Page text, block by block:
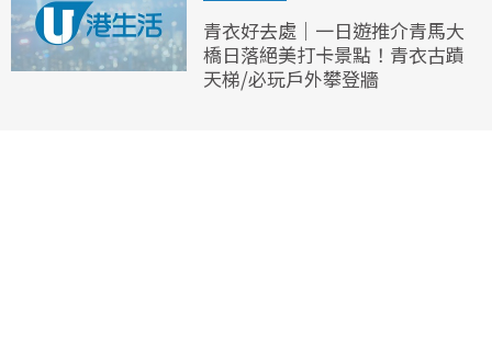
青衣好去處｜一日遊推介青馬大
橋日落絕美打卡景點！青衣古蹟
天梯/必玩戶外攀登牆